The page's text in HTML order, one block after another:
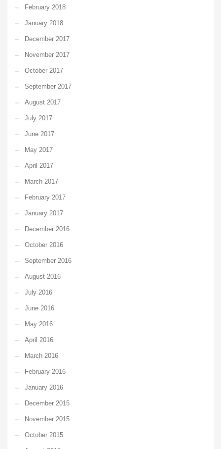
February 2018
January 2018
December 2017
November 2017
October 2017
September 2017
August 2017
July 2017
June 2017
May 2017
April 2017
March 2017
February 2017
January 2017
December 2016
October 2016
September 2016
August 2016
July 2016
June 2016
May 2016
April 2016
March 2016
February 2016
January 2016
December 2015
November 2015
October 2015